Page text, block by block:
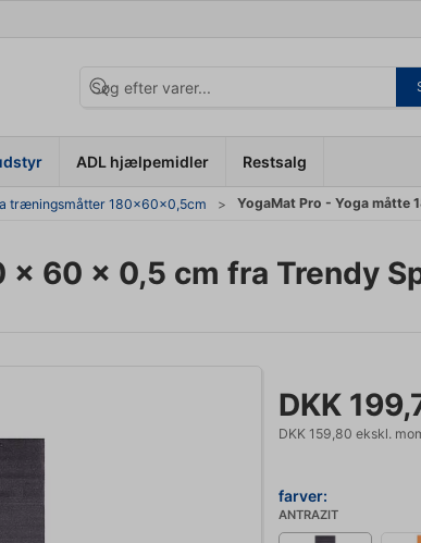
ADL hjælpemidler Restsalg
træningsmåtter 180x60x0,5cm YogaMat Pro - Yoga måtte
x 60 x 0,5 cm fra Trendy
DKK
DKK 159,80 ekskl.
farver:
ANTRAZIT